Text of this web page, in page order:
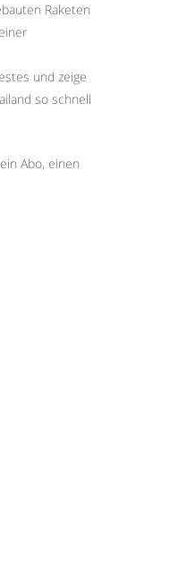
Raketen
und zeige
so schnell
Abo, einen